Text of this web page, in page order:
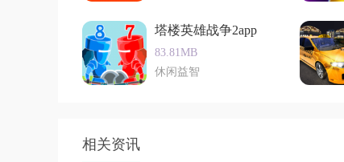
塔楼英雄战争2app
83.81MB
休闲益智
相关资讯